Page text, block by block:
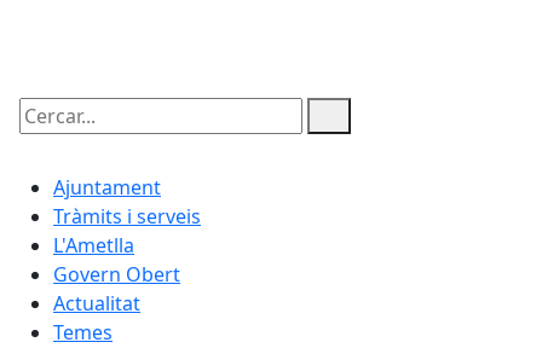
Cercar:
Ajuntament
Tràmits i serveis
L'Ametlla
Govern Obert
Actualitat
Temes